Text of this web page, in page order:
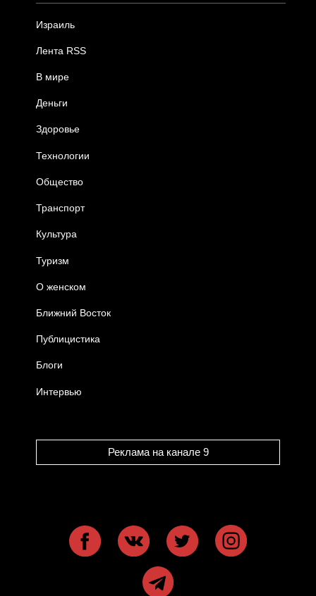
Израиль
Лента RSS
В мире
Деньги
Здоровье
Технологии
Общество
Транспорт
Культура
Туризм
О женском
Ближний Восток
Публицистика
Блоги
Интервью
Реклама на канале 9